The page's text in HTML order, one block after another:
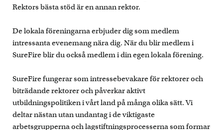
Rektors bästa stöd är en annan rektor.
De lokala föreningarna erbjuder dig som medlem
intressanta evenemang nära dig. När du blir medlem i
SureFire blir du också medlem i din egen lokala förening.
SureFire fungerar som intressebevakare för rektorer och
biträdande rektorer och påverkar aktivt
utbildningspolitiken i vårt land på många olika sätt. Vi
deltar nästan utan undantag i de viktigaste
arbetsgrupperna och lagstiftningsprocesserna som formar